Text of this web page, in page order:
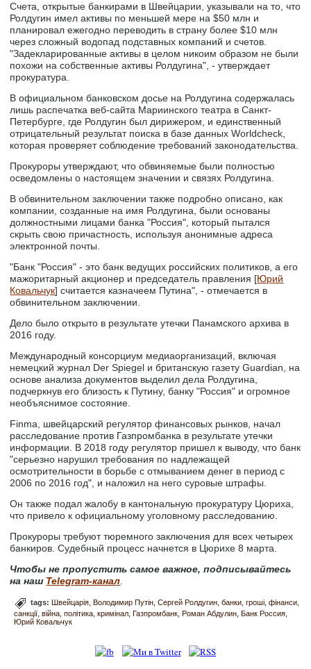
Счета, открытые банкирами в Швейцарии, указывали на то, что
Ролдугин имел активы по меньшей мере на $50 млн и
планировал ежегодно переводить в страну более $10 млн
через сложный водопад подставных компаний и счетов.
"Задекларированные активы в целом никоим образом не были
похожи на собственные активы Ролдугина", - утверждает
прокуратура.
В официальном банковском досье на Ролдугина содержалась
лишь распечатка веб-сайта Мариинского театра в Санкт-
Петербурге, где Ролдугин был дирижером, и единственный
отрицательный результат поиска в базе данных Worldcheck,
которая проверяет соблюдение требований законодательства.
Прокуроры утверждают, что обвиняемые были полностью
осведомлены о настоящем значении и связях Ролдугина.
В обвинительном заключении также подробно описано, как
компании, созданные на имя Ролдугина, были основаны
должностными лицами банка "Россия", который пытался
скрыть свою причастность, используя анонимные адреса
электронной почты.
"Банк "Россия" - это банк ведущих российских политиков, а его
мажоритарный акционер и председатель правления [Юрий
Ковальчук] считается казначеем Путина", - отмечается в
обвинительном заключении.
Дело было открыто в результате утечки Панамского архива в
2016 году.
Международный консорциум медиаорганизаций, включая
немецкий журнал Der Spiegel и британскую газету Guardian, на
основе анализа документов выделил дела Ролдугина,
подчеркнув его близость к Путину, банку "Россия" и огромное
необъяснимое состояние.
Finma, швейцарский регулятор финансовых рынков, начал
расследование против Газпромбанка в результате утечки
информации. В 2018 году регулятор пришел к выводу, что банк
"серьезно нарушил требования по надлежащей
осмотрительности в борьбе с отмыванием денег в период с
2006 по 2016 год", и наложил на него суровые штрафы.
Он также подал жалобу в кантональную прокуратуру Цюриха,
что привело к официальному уголовному расследованию.
Прокуроры требуют тюремного заключения для всех четырех
банкиров. Судебный процесс начнется в Цюрихе 8 марта.
Чтобы не пропустить самое важное, подписывайтесь
на наш Telegram-канал
tags:Швейцарія Володимир Путін Сергей Ролдугин банки гроші фінанси
санкції війна політика кримінал Газпромбанк Роман Абдулин Банк Россия
Юрий Ковальчук